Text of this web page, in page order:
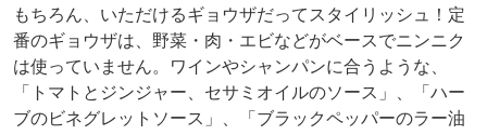
もちろん、いただけるギョウザだってスタイリッシュ！定
番のギョウザは、野菜・肉・エビなどがベースでニンニク
は使っていません。ワインやシャンパンに合うような、
「トマトとジンジャー、セサミオイルのソース」、「ハー
ブのビネグレットソース」、「ブラックペッパーのラー油